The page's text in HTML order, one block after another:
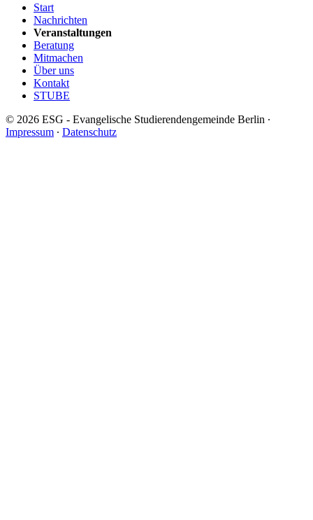
Start
Nachrichten
Veranstaltungen
Beratung
Mitmachen
Über uns
Kontakt
STUBE
© 2026 ESG - Evangelische Studierendengemeinde Berlin ∙
Impressum ∙ Datenschutz